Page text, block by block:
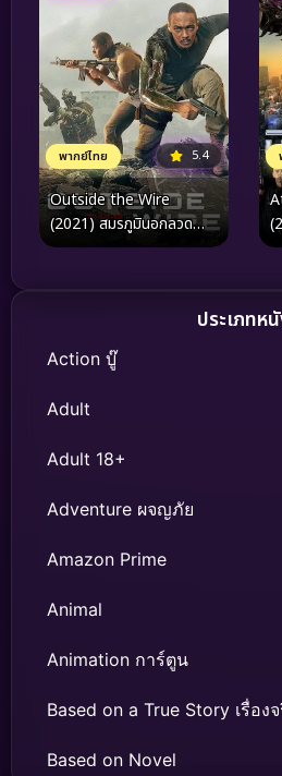
พากย์ไทย 5.4
Outside the Wire
(2021) สมรภูมินอกลวด
หนาม
ประเภทห
Action บู๊
Adult
Adult 18+
Adventure ผจญภัย
Amazon Prime
Animal
Animation การ์ตูน
Based on a True Story เรื่องจ
Based on Novel